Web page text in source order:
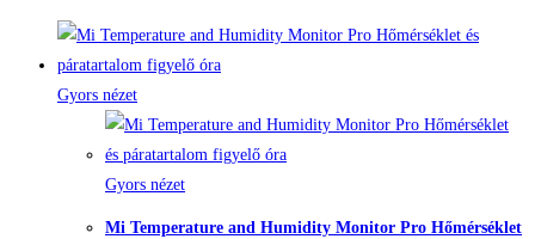
Gyors nézet
Gyors nézet
Mi Temperature and Humidity Monitor Pro Hőmérséklet